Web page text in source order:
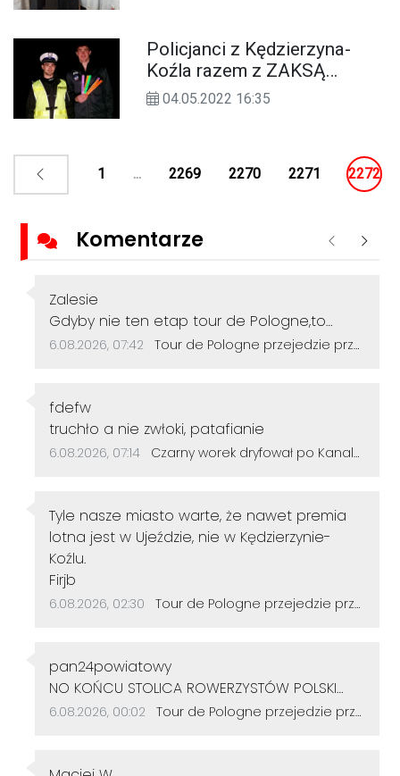
Policjanci z Kędzierzyna-
Koźla razem z ZAKSĄ
namawiają do noszenia
04.05.2022 16:35
1 ... 2269 2270 2271 2272
Komentarze Poprzednie
Autor komentarza:
Zalesie
Treść komentarza:
Gdyby nie ten etap tour de Pologne,to
droga w Lichyni dalej straszyła by dziurami
Data dodania komentarza:
6.08.2026, 07:42 Źródło komentarza:
Tour de Pologne przejedzie przez Sławięcice. Kierowców czekają czasowe utrudnienia
Autor komentarza:
fdefw
Treść komentarza:
truchło a nie zwłoki, patafianie
Data dodania komentarza:
6.08.2026, 07:14 Źródło komentarza:
Czarny worek dryfował po Kanale Gliwickim. W środku znaleziono zwłoki psa
Autor komentarza:
Tyle nasze miasto warte, że nawet premia
lotna jest w Ujeździe, nie w Kędzierzynie-
Koźlu.
Treść komentarza:
Firjb
Data dodania komentarza:
6.08.2026, 02:30 Źródło komentarza:
Tour de Pologne przejedzie przez Sławięcice. Kierowców czekają czasowe utrudnienia
Autor komentarza:
pan24powiatowy
Treść komentarza:
NO KOŃCU STOLICA ROWERZYSTÓW POLSKI
/EUROPY ALE CZY TEŻ EU OTO JEST PYTANIE
Data dodania komentarza:
6.08.2026, 00:02 Źródło komentarza:
Tour de Pologne przejedzie przez Sławięcice. Kierowców czekają czasowe utrudnienia